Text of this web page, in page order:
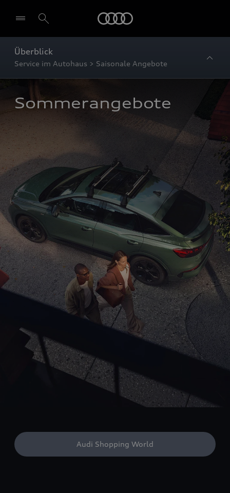
Überblick
Service im Autohaus > Saisonale Angebote
Sommerangebote
Audi Shopping World